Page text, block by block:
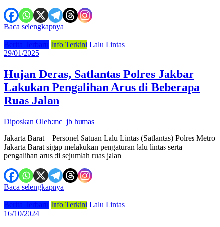
Baca selengkapnya
Berita Terbaru Info Terkini Lalu Lintas
29/01/2025
Hujan Deras, Satlantas Polres Jakbar
Lakukan Pengalihan Arus di Beberapa
Ruas Jalan
Diposkan Oleh:mc_jb humas
Jakarta Barat – Personel Satuan Lalu Lintas (Satlantas) Polres Metro
Jakarta Barat sigap melakukan pengaturan lalu lintas serta
pengalihan arus di sejumlah ruas jalan
Baca selengkapnya
Berita Terbaru Info Terkini Lalu Lintas
16/10/2024